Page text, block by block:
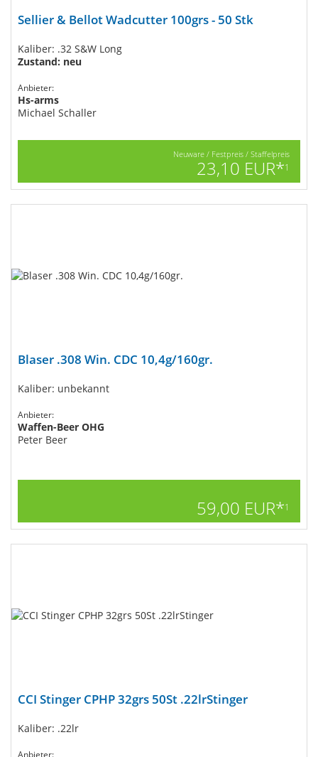
Sellier & Bellot Wadcutter 100grs - 50 Stk
Kaliber: .32 S&W Long
Zustand: neu
Anbieter:
Hs-arms
Michael Schaller
Neuware / Festpreis / Staffelpreis
23,10 EUR*1
Blaser .308 Win. CDC 10,4g/160gr.
Kaliber: unbekannt
Anbieter:
Waffen-Beer OHG
Peter Beer
59,00 EUR*1
CCI Stinger CPHP 32grs 50St .22lrStinger
Kaliber: .22lr
Anbieter: